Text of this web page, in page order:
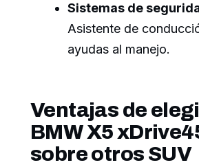
Sistemas de
Asistente de
ayudas al manejo.
Ventajas de
BMW X5
sobre otros SUV